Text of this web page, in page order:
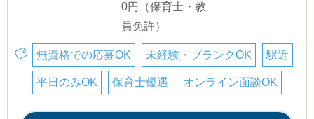
0円（保育士・教
員免許）
無資格での応募OK 未経験・ブランクOK 駅近
平日のみOK 保育士優遇 オンライン面談OK